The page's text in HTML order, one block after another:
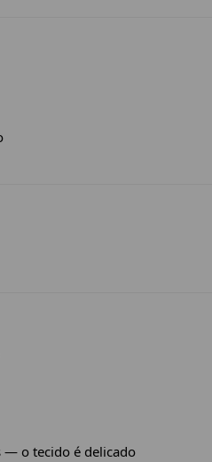
— o tecido é delicado